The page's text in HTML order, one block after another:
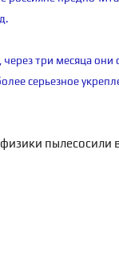
три месяца
серьезное
пылесосили